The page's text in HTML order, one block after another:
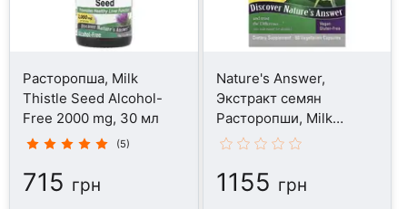
Расторопша, Milk
Thistle Seed Alcohol-
Free 2000 mg, 30 мл
(5)
715 грн
Nature's Answer,
Экстракт семян
Расторопши, Milk
Thistle, 60 капсул
1155 грн